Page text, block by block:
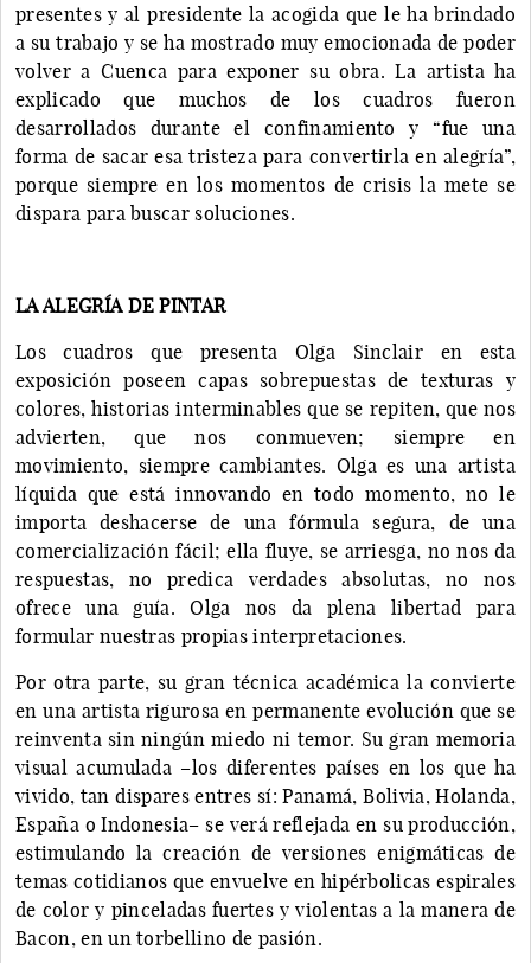
presentes y al presidente la acogida que le ha brindado
a su trabajo y se ha mostrado muy emocionada de poder
volver a Cuenca para exponer su obra. La artista ha
explicado que muchos de los cuadros fueron
desarrollados durante el confinamiento y “fue una
forma de sacar esa tristeza para convertirla en alegría”,
porque siempre en los momentos de crisis la mete se
dispara para buscar soluciones.
LA ALEGRÍA DE PINTAR
Los cuadros que presenta Olga Sinclair en esta
exposición poseen capas sobrepuestas de texturas y
colores, historias interminables que se repiten, que nos
advierten, que nos conmueven; siempre en
movimiento, siempre cambiantes. Olga es una artista
líquida que está innovando en todo momento, no le
importa deshacerse de una fórmula segura, de una
comercialización fácil; ella fluye, se arriesga, no nos da
respuestas, no predica verdades absolutas, no nos
ofrece una guía. Olga nos da plena libertad para
formular nuestras propias interpretaciones.
Por otra parte, su gran técnica académica la convierte
en una artista rigurosa en permanente evolución que se
reinventa sin ningún miedo ni temor. Su gran memoria
visual acumulada –los diferentes países en los que ha
vivido, tan dispares entres sí: Panamá, Bolivia, Holanda,
España o Indonesia– se verá reflejada en su producción,
estimulando la creación de versiones enigmáticas de
temas cotidianos que envuelve en hipérbolicas espirales
de color y pinceladas fuertes y violentas a la manera de
Bacon, en un torbellino de pasión.